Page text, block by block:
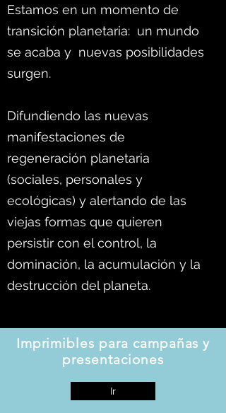
Estamos en un momento de
transición planetaria: un mundo
se acaba y nuevas posibilidades
surgen.
Difundiendo las nuevas
manifestaciones de
regeneración planetaria
(sociales, personales y
ecológicas) y alertando de las
viejas formas que quieren
persistir con el control, la
dominación, la acumulación y la
destrucción del planeta.
Imprimibles para campañas y
presentaciones
Ir